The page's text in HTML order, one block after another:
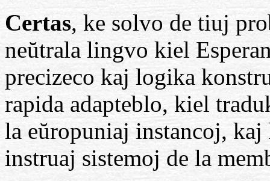
Certas, ke solvo de tiuj
neŭtrala lingvo kiel
precizeco kaj logika
rapida adapteblo, kiel
la eŭropuniaj instancoj,
instruaj sistemoj de la